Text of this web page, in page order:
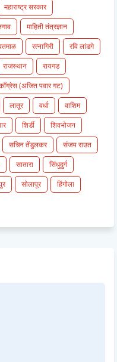
महाराष्ट्र सरकार
माहिती तंत्रज्ञान
रत्नागिरी
रवि लांडगे
राजस्थान
रायगड
काँग्रेस (अजित पवार गट)
लातूर वर्धा
वाशिम
शिर्डी
शिवभोजन
सचिन तेंडुलकर
संजय राउत
सातारा
सिंधुदुर्ग
सोलापूर
हिंगोला